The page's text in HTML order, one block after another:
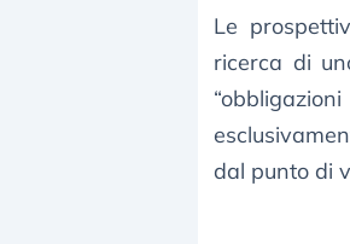
Le
ricerca di
dal punto di